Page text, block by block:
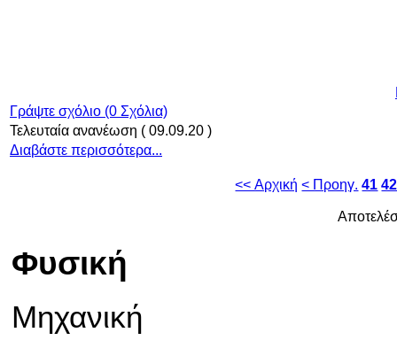
Γράψτε σχόλιο (0 Σχόλια)
Τελευταία ανανέωση ( 09.09.20 )
Διαβάστε περισσότερα...
<< Αρχική < Προηγ. 41 42
Φυσική
Μηχανική